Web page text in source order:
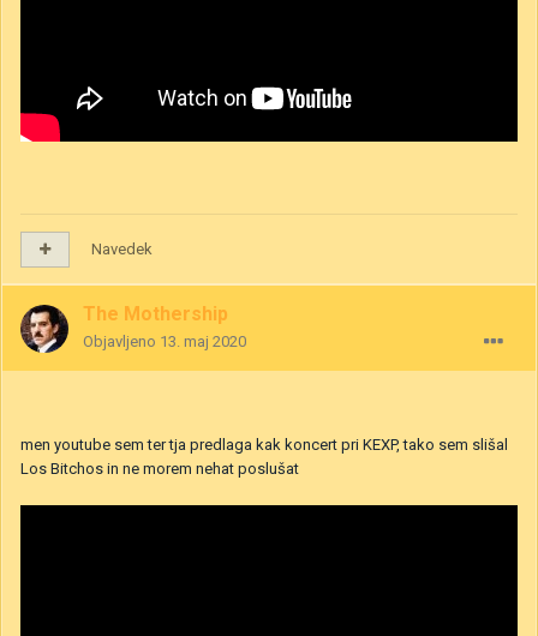
Navedek
The Mothership
Objavljeno 13. maj 2020
men youtube sem ter tja predlaga kak koncert pri KEXP, tako sem slišal
Los Bitchos in ne morem nehat poslušat